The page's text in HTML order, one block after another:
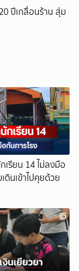
ปีเกลื่อนร้าน สุ่ม
เรียน 14 ไม่ลงมือ
ดินเข้าไปคุยด้วย